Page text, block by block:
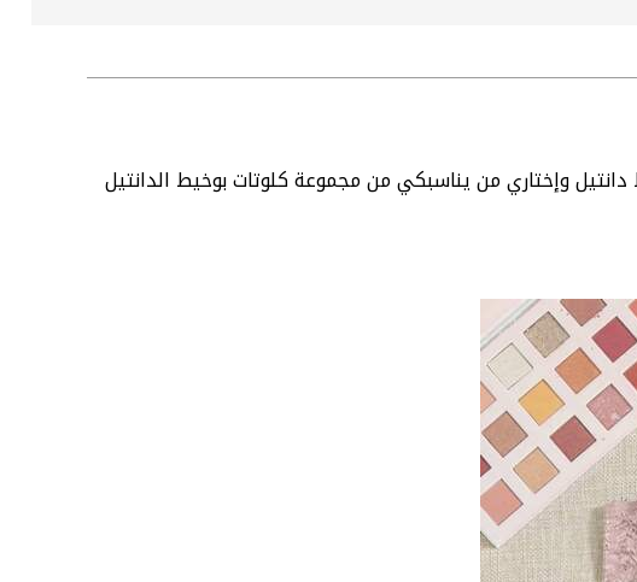
وإختاري من يناسبكي من مجموعة كلوتات بوخيط الدانتيل